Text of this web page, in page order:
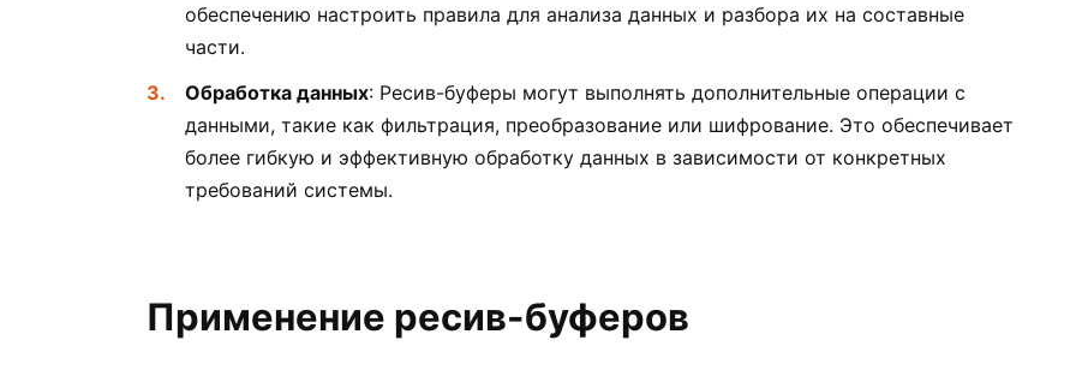
обеспечению настроить правила для анализа данных и разбора их на составные
части.
Обработка данных: Ресив-буферы могут выполнять дополнительные операции с
данными, такие как фильтрация, преобразование или шифрование. Это обеспечивает
более гибкую и эффективную обработку данных в зависимости от конкретных
требований системы.
Применение ресив-буферов